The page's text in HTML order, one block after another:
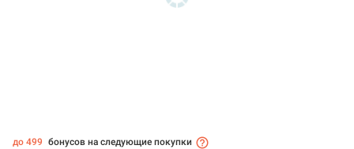
до 499 бонусов на следующие покупки